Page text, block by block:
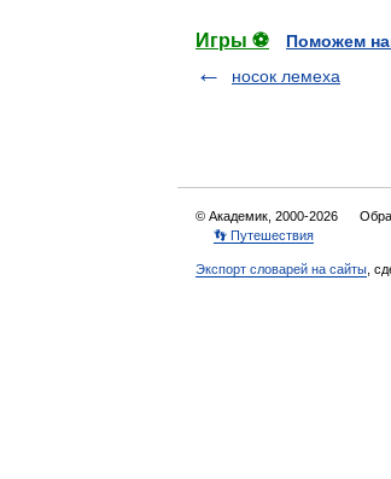
Игры ⚽
Поможем
носок лемеха
© Академик, 2000-2026
👣 Путешествия
Экспорт словарей на сайты ,